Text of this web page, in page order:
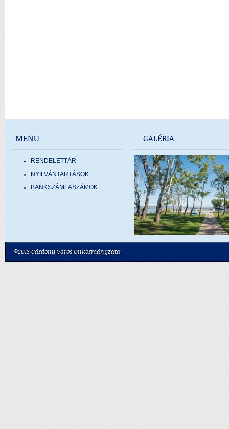
MENÜ
RENDELETTÁR
NYILVÁNTARTÁSOK
BANKSZÁMLASZÁMOK
GALÉRIA
©2013 Gárdony Város Önkormányzata